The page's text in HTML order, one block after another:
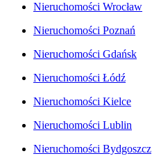
Nieruchomości Wrocław
Nieruchomości Poznań
Nieruchomości Gdańsk
Nieruchomości Łódź
Nieruchomości Kielce
Nieruchomości Lublin
Nieruchomości Bydgoszcz